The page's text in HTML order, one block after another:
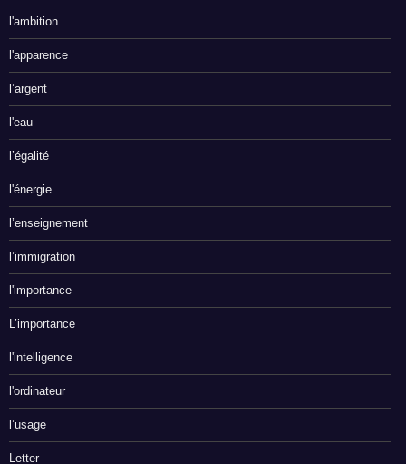
l'ambition
l'apparence
l’argent
l'eau
l’égalité
l'énergie
l’enseignement
l’immigration
l'importance
L’importance
l'intelligence
l'ordinateur
l’usage
Letter